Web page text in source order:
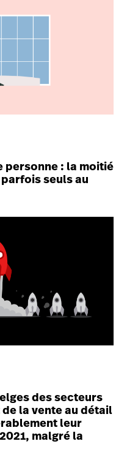
personne : la moitié
seuls au
des secteurs
la vente au détail
leur
malgré la